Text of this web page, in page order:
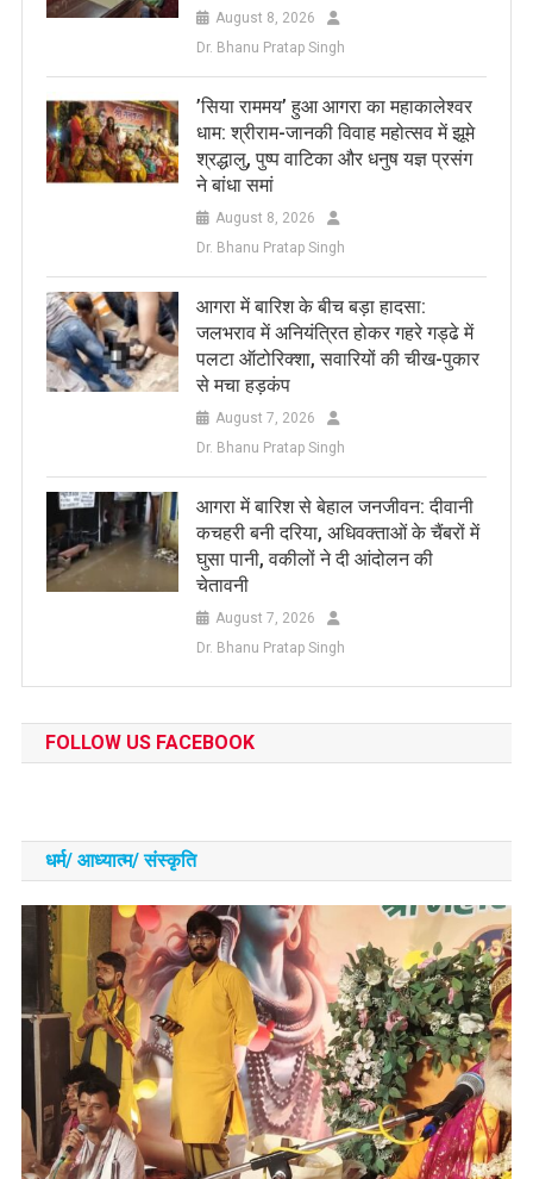
August 8, 2026
Dr. Bhanu Pratap Singh
​’सिया राममय’ हुआ आगरा का महाकालेश्वर
धाम: श्रीराम-जानकी विवाह महोत्सव में झूमे
श्रद्धालु, पुष्प वाटिका और धनुष यज्ञ प्रसंग
ने बांधा समां
August 8, 2026
Dr. Bhanu Pratap Singh
आगरा में बारिश के बीच बड़ा हादसा:
जलभराव में अनियंत्रित होकर गहरे गड्ढे में
पलटा ऑटोरिक्शा, सवारियों की चीख-पुकार
से मचा हड़कंप
August 7, 2026
Dr. Bhanu Pratap Singh
आगरा में बारिश से बेहाल जनजीवन: दीवानी
कचहरी बनी दरिया, अधिवक्ताओं के चैंबरों में
घुसा पानी, वकीलों ने दी आंदोलन की
चेतावनी
August 7, 2026
Dr. Bhanu Pratap Singh
FOLLOW US FACEBOOK
धर्म/ आध्‍यात्‍म/ संस्‍कृति